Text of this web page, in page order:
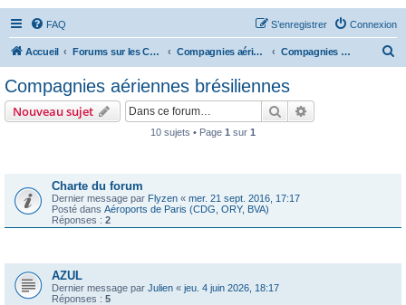
FAQ Connexion
S’enregistrer
Accueil Forums sur les Compagnies Aériennes Compagnies aériennes des Amériques Compagnies aériennes brésiliennes
Compagnies aériennes brésiliennes
Nouveau sujet Rechercher
10 sujets • Page 1 sur 1
Charte du forum
Dernier message par Flyzen « mer. 21 sept. 2016, 17:17
Posté dans Aéroports de Paris (CDG, ORY, BVA)
Réponses : 2
AZUL
Dernier message par Julien « jeu. 4 juin 2026, 18:17
Réponses : 5